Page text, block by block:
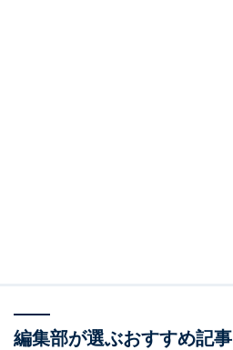
編集部が選ぶおすすめ記事